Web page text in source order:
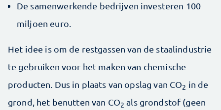
De samenwerkende bedrijven investeren 100
miljoen euro.
Het idee is om de restgassen van de staalindustrie
te gebruiken voor het maken van chemische
producten. Dus in plaats van opslag van CO2 in de
grond, het benutten van CO2 als grondstof (geen